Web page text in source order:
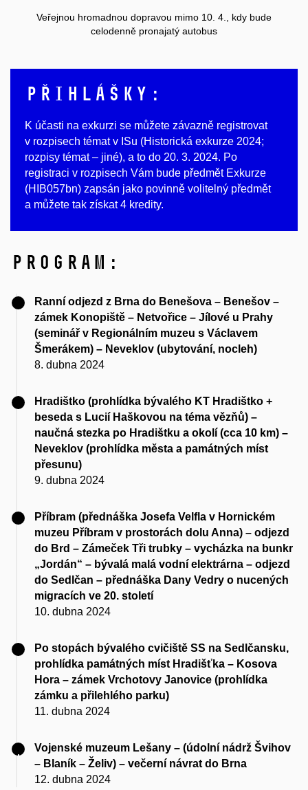
Veřejnou hromadnou dopravou mimo 10. 4., kdy bude
celodenně pronajatý autobus
Přihlášky:
K účasti na exkurzi se můžete závazně registrovat
v rozpisech témat v ISu (Historická exkurze 2024;
rozpisy témat – jiné), a to do 20. 3. 2024. Po
registraci v rozpisech Vám bude předmět Exkurze
(HIB057bn) zapsán jako povinně volitelný předmět
a můžete tak získat 4 kredity.
Program:
Ranní odjezd z Brna do Benešova – Benešov –
zámek Konopiště – Netvořice – Jílové u Prahy
(seminář v Regionálním muzeu s Václavem
Šmerákem) – Neveklov (ubytování, nocleh)
8. dubna 2024
Hradištko (prohlídka bývalého KT Hradištko +
beseda s Lucií Haškovou na téma vězňů) –
naučná stezka po Hradištku a okolí (cca 10 km) –
Neveklov (prohlídka města a památných míst
přesunu)
9. dubna 2024
Příbram (přednáška Josefa Velfla v Hornickém
muzeu Příbram v prostorách dolu Anna) – odjezd
do Brd – Zámeček Tři trubky – vycházka na bunkr
„Jordán“ – bývalá malá vodní elektrárna – odjezd
do Sedlčan – přednáška Dany Vedry o nucených
migracích ve 20. století
10. dubna 2024
Po stopách bývalého cvičiště SS na Sedlčansku,
prohlídka památných míst Hradišťka – Kosova
Hora – zámek Vrchotovy Janovice (prohlídka
zámku a přilehlého parku)
11. dubna 2024
Vojenské muzeum Lešany – (údolní nádrž Švihov
– Blaník – Želiv) – večerní návrat do Brna
12. dubna 2024